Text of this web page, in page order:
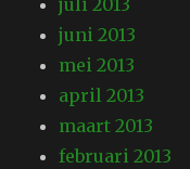
juli 2013
juni 2013
mei 2013
april 2013
maart 2013
februari 2013